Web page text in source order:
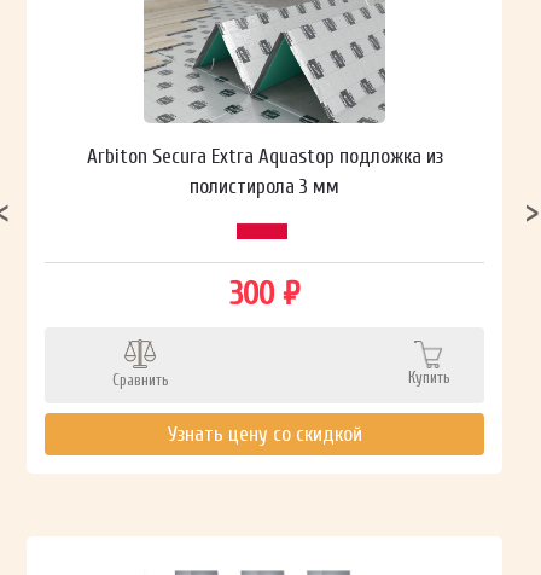
Arbiton Secura Extra Aquastop подложка из
полистирола 3 мм
300 ₽
Сравнить Купить
Узнать цену со скидкой